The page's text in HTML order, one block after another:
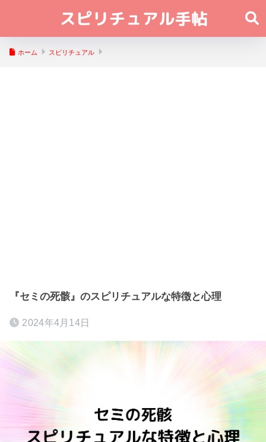
ホーム スピリチュアル
『セミの死骸』のスピリチュアルな特徴と心理
2024年4月14日